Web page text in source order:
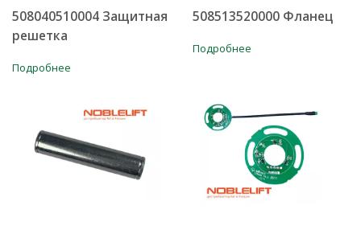
508040510004 Защитная
решетка
Подробнее
508513520000 Фланец
Подробнее